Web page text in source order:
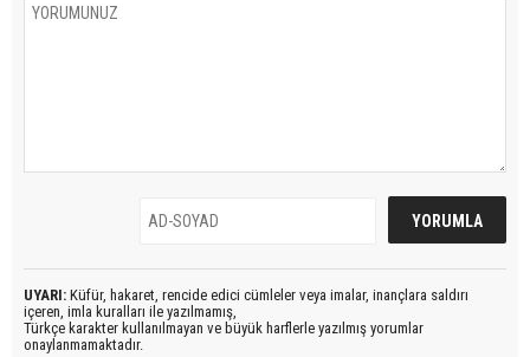
UYARI: Küfür, hakaret, rencide edici cümleler veya imalar, inançlara saldırı
içeren, imla kuralları ile yazılmamış,
Türkçe karakter kullanılmayan ve büyük harflerle yazılmış yorumlar
onaylanmamaktadır.